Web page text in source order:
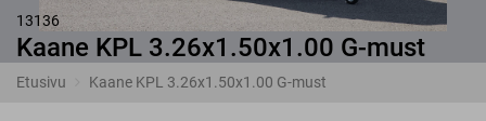
13136
Kaane KPL 3.26x1.50x1.00 G-must
Etusivu Kaane KPL 3.26x1.50x1.00 G-must